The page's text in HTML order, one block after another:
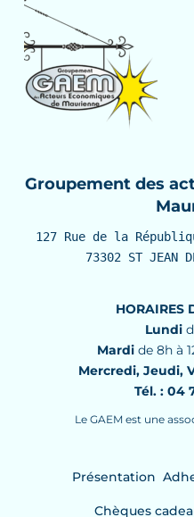
Groupement des
127 Rue de la
73302 ST JEAN
HORAIRES
Lundi
Mardi de 8h à
Mercredi, Jeudi,
Tél. : 04
Le GAEM est une
Présentation
Chèques